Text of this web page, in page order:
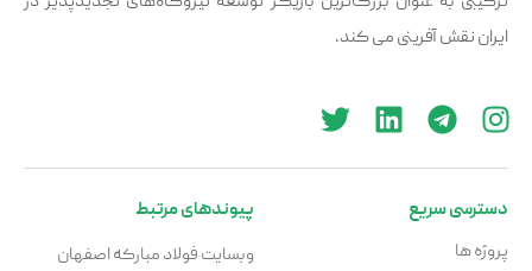
ایران نقش آفرینی می کند.
دسترسی سریع
پروژه ها
پیوندهای مرتبط
وبسایت فولاد مبارکه اصفهان